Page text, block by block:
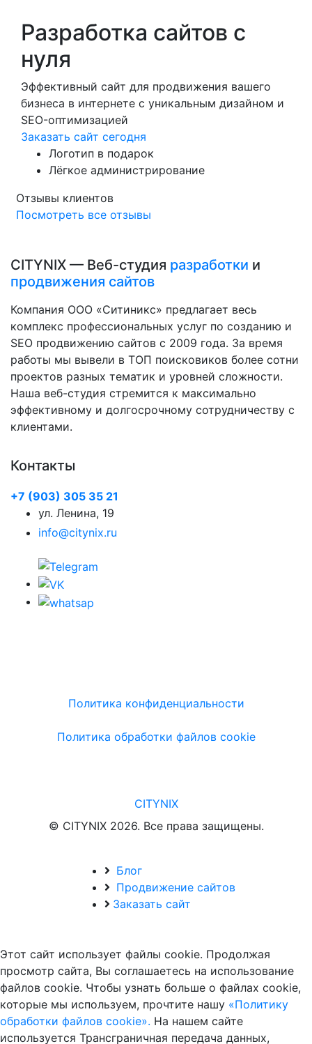
Разработка сайтов с
нуля
Эффективный сайт для продвижения вашего
бизнеса в интернете с уникальным дизайном и
SEO-оптимизацией
Заказать сайт сегодня
Логотип в подарок
Лёгкое администрирование
Отзывы клиентов
Посмотреть все отзывы
CITYNIX — Веб-студия разработки и
продвижения сайтов
Компания ООО «Ситиникс» предлагает весь
комплекс профессиональных услуг по созданию и
SEO продвижению сайтов с 2009 года. За время
работы мы вывели в ТОП поисковиков более сотни
проектов разных тематик и уровней сложности.
Наша веб-студия стремится к максимально
эффективному и долгосрочному сотрудничеству с
клиентами.
Контакты
+7 (903) 305 35 21
ул. Ленина, 19
info@citynix.ru
Политика конфиденциальности
Политика обработки файлов cookie
CITYNIX
© CITYNIX 2026. Все права защищены.
Блог
Продвижение сайтов
Заказать сайт
Этот сайт использует файлы cookie. Продолжая
просмотр сайта, Вы соглашаетесь на использование
файлов cookie. Чтобы узнать больше о файлах cookie,
которые мы используем, прочтите нашу «Политику
обработки файлов cookie». На нашем сайте
используется Трансграничная передача данных,